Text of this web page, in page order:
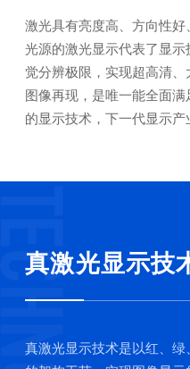
激光具有亮度高、方向性
光源的激光显示代表了显
觉分辨极限，实现超高清
图像再现，是唯一能全面
的显示技术，下一代显示产
真激光显示技
真激光显示技术是以红、